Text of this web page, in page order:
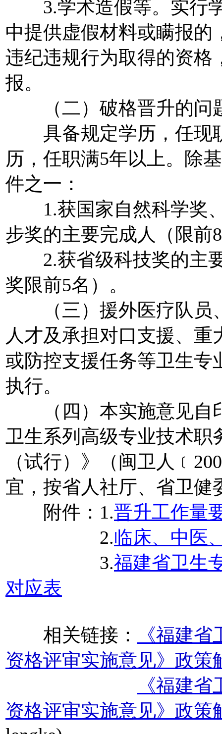
3.学术造假等。实行学
中提供虚假材料或瞒报的
违纪违规行为取得的资格
报。
（二）破格晋升的问
具备规定学历，任现
历，任职满5年以上。除
件之一：
1.获国家自然科学奖、
步奖的主要完成人（限前
2.获省级科技奖的主要
奖限前5名）。
（三）援外医疗队员
人才及承担对口支援、
或防控支援任务等卫生专
执行。
（四）本实施意见自
卫生系列高级专业技术
（试行）》（闽卫人
宜，按省人社厅、省卫健
附件：1.晋升工作量
2.临床、中医
3.福建省卫生
对应表
相关链接：
《福建
资格评审实施意见》政策
《福建
资格评审实施意见》政策